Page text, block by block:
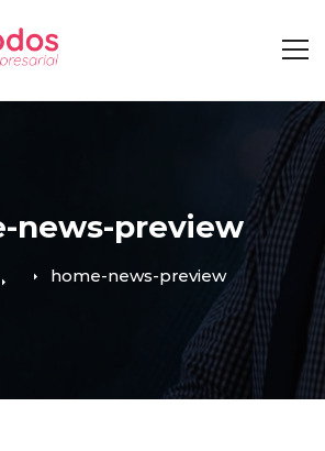
news-preview
home-news-preview